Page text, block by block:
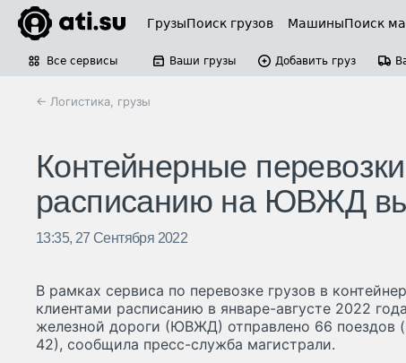
ГрузыПоиск грузов МашиныПоиск
Все сервисы Ваши грузы Добавить груз
← Логистика, грузы
Контейнерные
расписанию на ЮВЖД
13:35, 27 Сентября 2022
В рамках сервиса по перевозке грузов в
клиентами расписанию в январе-августе 2022
железной дороги (ЮВЖД) отправлено 66 поездов
42), сообщила пресс-служба магистрали.